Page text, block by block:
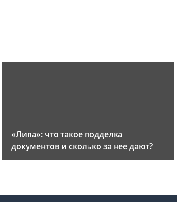
«Липа»: что такое подделка
документов и сколько за нее дают?